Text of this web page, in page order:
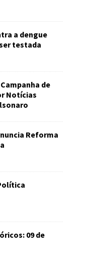
a dengue
testada
de
Notícias
Reforma
09 de